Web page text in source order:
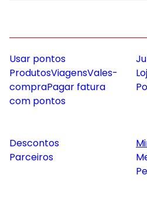
Usar pontos
ProdutosViagensVales-
compraPagar fatura
com pontos
Descontos
Parceiros